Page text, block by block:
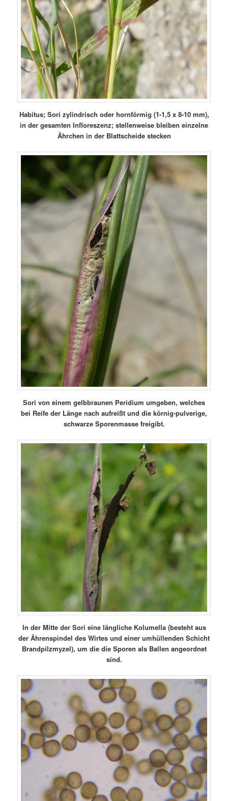
Habitus; Sori zylindrisch oder hornförmig (1-1,5 x 8-10 mm),
in der gesamten Infloreszenz; stellenweise bleiben einzelne
Ährchen in der Blattscheide stecken
Sori von einem gelbbraunen Peridium umgeben, welches
bei Reife der Länge nach aufreißt und die körnig-pulverige,
schwarze Sporenmasse freigibt.
In der Mitte der Sori eine längliche Kolumella (besteht aus
der Ährenspindel des Wirtes und einer umhüllenden Schicht
Brandpilzmyzel), um die die Sporen als Ballen angeordnet
sind.